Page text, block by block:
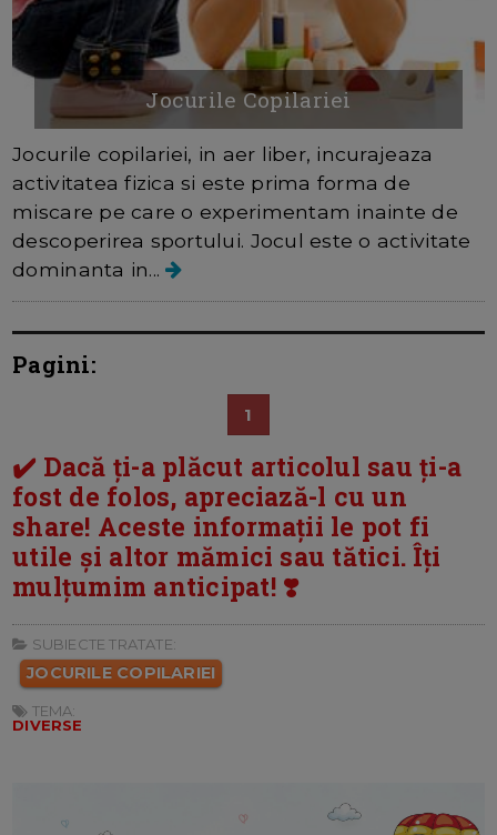
Jocurile Copilariei
Jocurile copilariei, in aer liber, incurajeaza
activitatea fizica si este prima forma de
miscare pe care o experimentam inainte de
descoperirea sportului. Jocul este o activitate
dominanta in...
Pagini:
1
✔️ Dacă ți-a plăcut articolul sau ți-a
fost de folos, apreciază-l cu un
share! Aceste informații le pot fi
utile și altor mămici sau tătici. Îți
mulțumim anticipat! ❣️
SUBIECTE TRATATE:
JOCURILE COPILARIEI
TEMA:
DIVERSE